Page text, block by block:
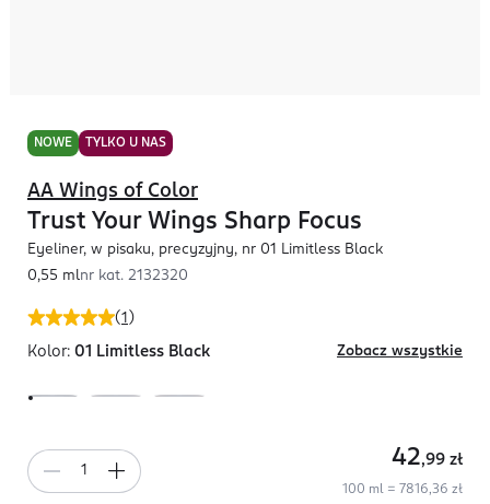
NOWE TYLKO U NAS
(1 )
AA Wings of Color
Trust Your Wings Sharp Focus
Eyeliner, w pisaku, precyzyjny, nr 01 Limitless Black
0,55 mlnr kat. 2132320
Kolor: 01 Limitless Black Zobacz wszystkie
42,99 zł
100 ml = 7816,36 zł